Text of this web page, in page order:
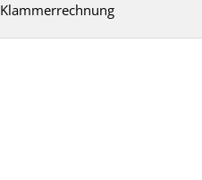
Klammerrechnung